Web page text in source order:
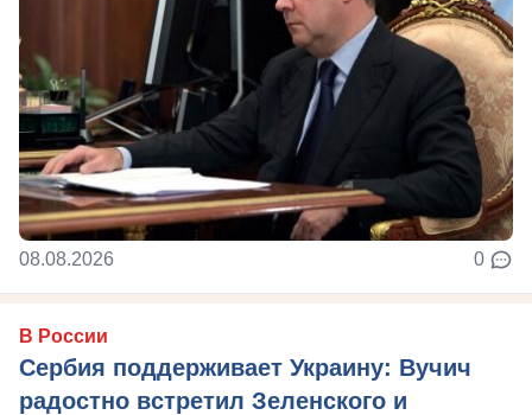
08.08.2026 0
В России
Сербия поддерживает Украину: Вучич
радостно встретил Зеленского и